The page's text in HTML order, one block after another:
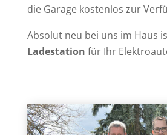
die Garage kostenlos zur
Absolut neu bei uns im Haus
Ladestation für Ihr